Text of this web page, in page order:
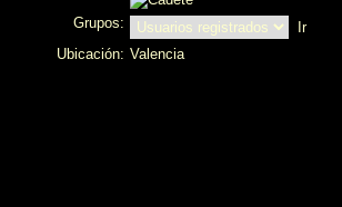
Grupos:
Ubicación: Valencia